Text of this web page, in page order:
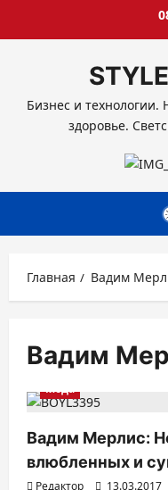
Бизнес и технологии.
здоровье.
Главная Вадим
Вадим
Мода
Вадим Мерлис:
влюбленных и
Редактор 13.03.2017